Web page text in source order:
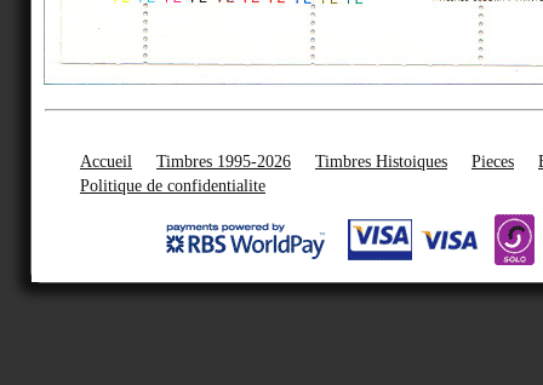
Accueil Timbres 1995-2026 Timbres Histoiques Pieces
Politique de confidentialite